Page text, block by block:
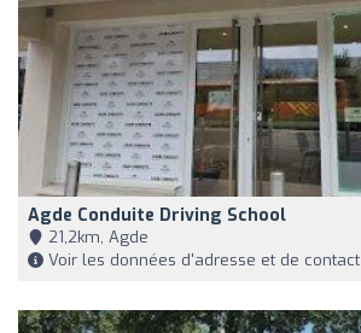
Agde Conduite Driving School
21,2km, Agde
Voir les données d'adresse et de contact